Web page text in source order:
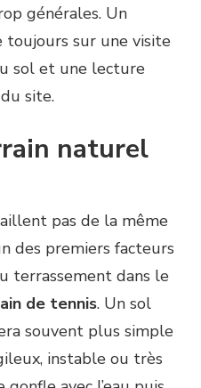
générales. Un
toujours sur une visite
sol et une lecture
site.
naturel
pas de la même
des premiers facteurs
terrassement dans le
de tennis. Un sol
souvent plus simple
instable ou très